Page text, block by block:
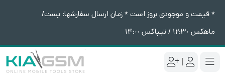
* قیمت و موجودی بروز است * زمان ارسال سفارشها: پست/
ماهکس ١٢:٣٠ / تیپاکس ١۴:٠٠
|